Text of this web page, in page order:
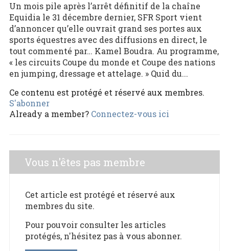
Un mois pile après l’arrêt définitif de la chaîne
Equidia le 31 décembre dernier, SFR Sport vient
d’annoncer qu’elle ouvrait grand ses portes aux
sports équestres avec des diffusions en direct, le
tout commenté par… Kamel Boudra. Au programme,
« les circuits Coupe du monde et Coupe des nations
en jumping, dressage et attelage. » Quid du...
Ce contenu est protégé et réservé aux membres.
S'abonner
Already a member? Connectez-vous ici
Vous n'êtes pas membre
Cet article est protégé et réservé aux
membres du site.
Pour pouvoir consulter les articles
protégés, n'hésitez pas à vous abonner.